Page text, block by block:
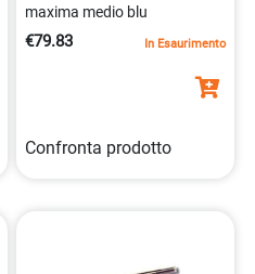
maxima medio blu
€79.83 In Esaurimento
Confronta prodotto